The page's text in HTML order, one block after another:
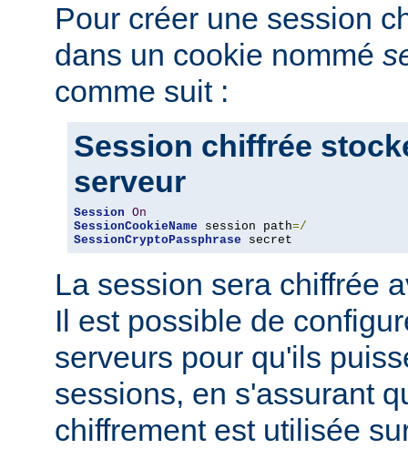
Pour créer une session
dans un cookie nommé
comme suit :
Session chiffrée
serveur
Session On
SessionCookieName session path=/
SessionCryptoPassphrase secret
La session sera chiffrée
Il est possible de
serveurs pour qu'ils
sessions, en s'assurant
chiffrement est utilisée